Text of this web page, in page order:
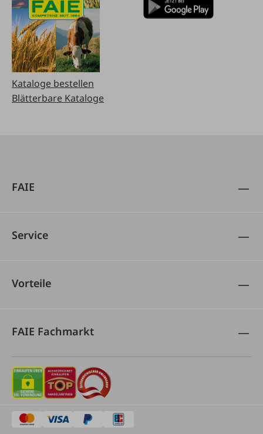
Kataloge bestellen
Blätterbare Kataloge
FAIE
Service
Vorteile
FAIE Fachmarkt